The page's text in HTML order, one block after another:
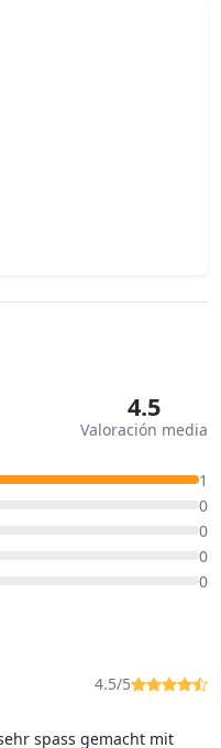
4.5
Valoración media
1
0
0
0
0
4.5/5
spass gemacht mit